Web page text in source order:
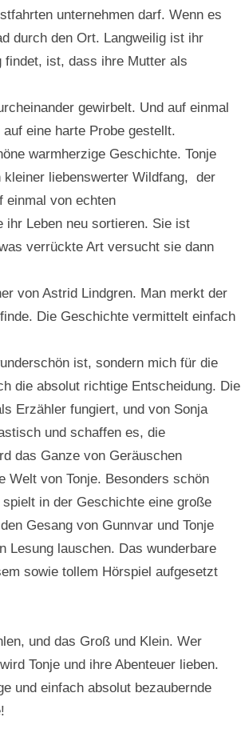
unternehmen darf. Wenn es
durch den Ort. Langweilig ist ihr
ist, dass ihre Mutter als
gewirbelt. Und auf einmal
eine harte Probe gestellt.
warmherzige Geschichte. Tonje
liebenswerter Wildfang, der
einmal von echten
ihr Leben neu sortieren. Sie ist
verrückte Art versucht sie dann
von Astrid Lindgren. Man merkt der
Die Geschichte vermittelt einfach
ist, sondern mich für die
die absolut richtige Entscheidung. Die
Erzähler fungiert, und von Sonja
und schaffen es, die
das Ganze von Geräuschen
Welt von Tonje. Besonders schön
in der Geschichte eine große
Gesang von Gunnvar und Tonje
Lesung lauschen. Das wunderbare
sowie tollem Hörspiel aufgesetzt
und das Groß und Klein. Wer
Tonje und ihre Abenteuer lieben.
und einfach absolut bezaubernde